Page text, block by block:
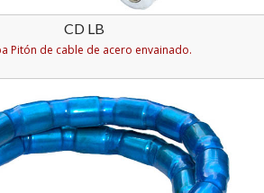
CD LB
Pitón de cable de acero envainado.